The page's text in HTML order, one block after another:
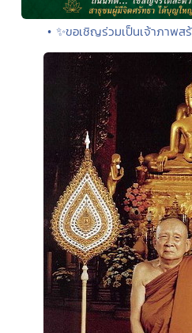
• ✨ขอเชิญร่วมเป็นเจ้าภาพส